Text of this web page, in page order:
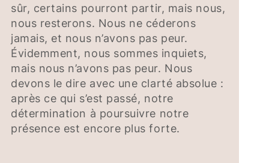
sûr, certains pourront partir, mais nous,
nous resterons. Nous ne céderons
jamais, et nous n’avons pas peur.
Évidemment, nous sommes inquiets,
mais nous n’avons pas peur. Nous
devons le dire avec une clarté absolue :
après ce qui s’est passé, notre
détermination à poursuivre notre
présence est encore plus forte.